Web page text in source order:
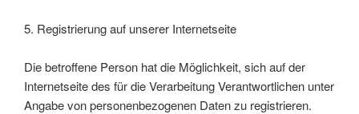
5. Registrierung auf unserer Internetseite
Die betroffene Person hat die Möglichkeit, sich auf der
Internetseite des für die Verarbeitung Verantwortlichen unter
Angabe von personenbezogenen Daten zu registrieren.